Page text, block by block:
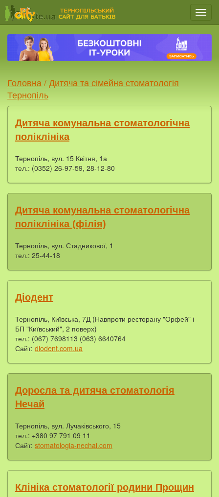
Меню
Головна /Дитяча та сімейна стоматологія
Тернопіль
Дитяча комунальна стоматологічна
поліклініка
Тернопіль, вул. 15 Квітня, 1а
тел.: (0352) 26-97-59, 28-12-80
Дитяча комунальна стоматологічна
поліклініка (філія)
Тернопіль, вул. Стадникової, 1
тел.: 25-44-18
Діодент
Тернопіль, Київська, 7Д (Навпроти ресторану "Орфей" і
БП "Київський", 2 поверх)
тел.: (067) 7698113 (063) 6640764
Сайт: diodent.com.ua
Доросла та дитяча стоматологія
Нечай
Тернопіль, вул. Лучаківського, 15
тел.: +380 97 791 09 11
Сайт: stomatologia-nechai.com
Клініка стоматології родини Прощин